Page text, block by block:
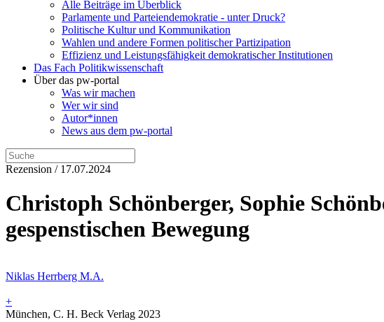
Alle Beiträge im Überblick
Parlamente und Parteiendemokratie - unter Druck?
Politische Kultur und Kommunikation
Wahlen und andere Formen politischer Partizipation
Effizienz und Leistungsfähigkeit demokratischer Institutionen
Das Fach Politikwissenschaft
Über das pw-portal
Was wir machen
Wer wir sind
Autor*innen
News aus dem pw-portal
Rezension / 17.07.2024
Christoph Schönberger, Sophie
gespenstischen Bewegung
Niklas Herrberg M.A.
+
München, C. H. Beck Verlag 2023